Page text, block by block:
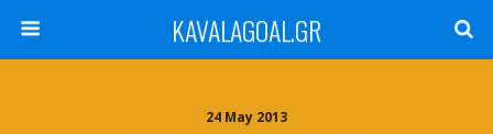
KAVALAGOAL.GR
24 May 2013